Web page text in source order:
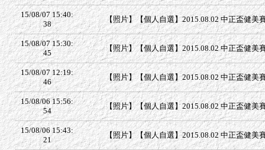
15/08/07 15:40:
38
【照片】【個人自選】2015.08.02 中正盃健美
15/08/07 15:30:
45
【照片】【個人自選】2015.08.02 中正盃健美
15/08/07 12:19:
46
【照片】【個人自選】2015.08.02 中正盃健美
15/08/06 15:56:
54
【照片】【個人自選】2015.08.02 中正盃健美
15/08/06 15:43:
21
【照片】【個人自選】2015.08.02 中正盃健美